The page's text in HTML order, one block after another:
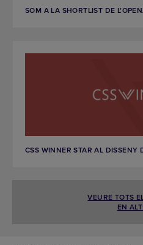
SOM A LA SHORTLIST DE
CSS WINNER STAR AL DISSENY
VEURE TOTS
EN